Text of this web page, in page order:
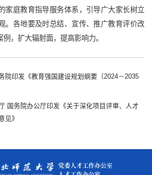
家庭教育指导服务体系，引导广大家长树立
。各地要及时总结、宣传、推广教育评价改
，扩大辐射面，提高影响力。
院印发《教育强国建设规划纲要（2024－2035
国务院办公厅印发《关于深化项目评审、人才
见》